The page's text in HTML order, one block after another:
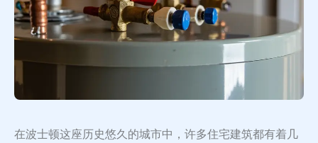
在波士顿这座历史悠久的城市中，许多住宅建筑都有着几